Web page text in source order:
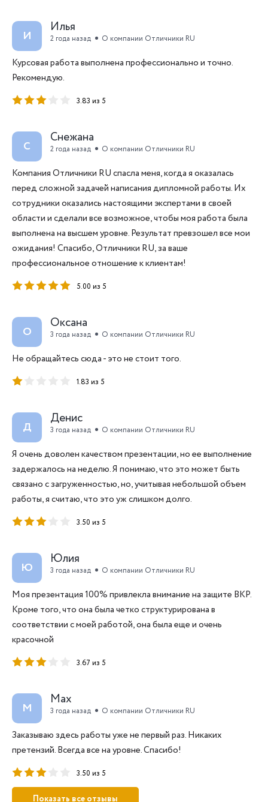
И
Илья
2 года назад О компании Отличники RU
3.83 из 5
Курсовая работа выполнена профессионально и точно.
Рекомендую.
С
Снежана
2 года назад О компании Отличники RU
5.00 из 5
Компания Отличники RU спасла меня, когда я оказалась
перед сложной задачей написания дипломной работы. Их
сотрудники оказались настоящими экспертами в своей
области и сделали все возможное, чтобы моя работа была
выполнена на высшем уровне. Результат превзошел все мои
ожидания! Спасибо, Отличники RU, за ваше
профессиональное отношение к клиентам!
О
Оксана
3 года назад О компании Отличники RU
1.83 из 5
Не обращайтесь сюда - это не стоит того.
Д
Денис
3 года назад О компании Отличники RU
3.50 из 5
Я очень доволен качеством презентации, но ее выполнение
задержалось на неделю. Я понимаю, что это может быть
связано с загруженностью, но, учитывая небольшой объем
работы, я считаю, что это уж слишком долго.
Ю
Юлия
3 года назад О компании Отличники RU
3.67 из 5
Моя презентация 100% привлекла внимание на защите ВКР.
Кроме того, что она была четко структурирована в
соответствии с моей работой, она была еще и очень
красочной
M
Max
3 года назад О компании Отличники RU
3.50 из 5
Заказываю здесь работы уже не первый раз. Никаких
претензий. Всегда все на уровне. Спасибо!
Показать все отзывы